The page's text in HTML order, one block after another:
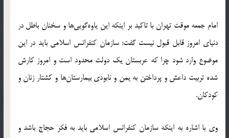
امام جمعه موقت تهران با تاکید بر اینکه این یاوه‌گویی‌ها و سخنان باطل در
دنیای امروز قابل قبول نیست گفت: سازمان کنفرانس اسلامی باید در این
موضوع وارد شود چرا که عربستان یک دولت محدود است و امروز کارش
شده تربیت داعش و پرداختن به یمن و نابودی بیمارستان‌ها و کشتار زنان و
کودکان.
وی با اشاره به اینکه سازمان کنفرانس اسلامی باید به فکر حجاج باشد و